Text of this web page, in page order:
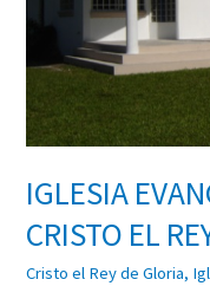
IGLESIA
CRISTO EL
Cristo el Rey de Gloria,